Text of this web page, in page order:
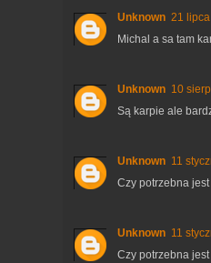
Unknown 21
Michal a sa tam
Unknown 10
Są karpie ale
Unknown 11
Czy potrzebna
Unknown 11
Czy potrzebna